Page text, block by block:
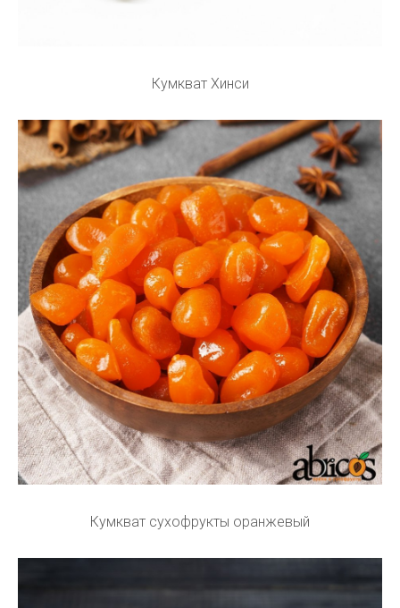
Кумкват Хинси
Кумкват сухофрукты оранжевый